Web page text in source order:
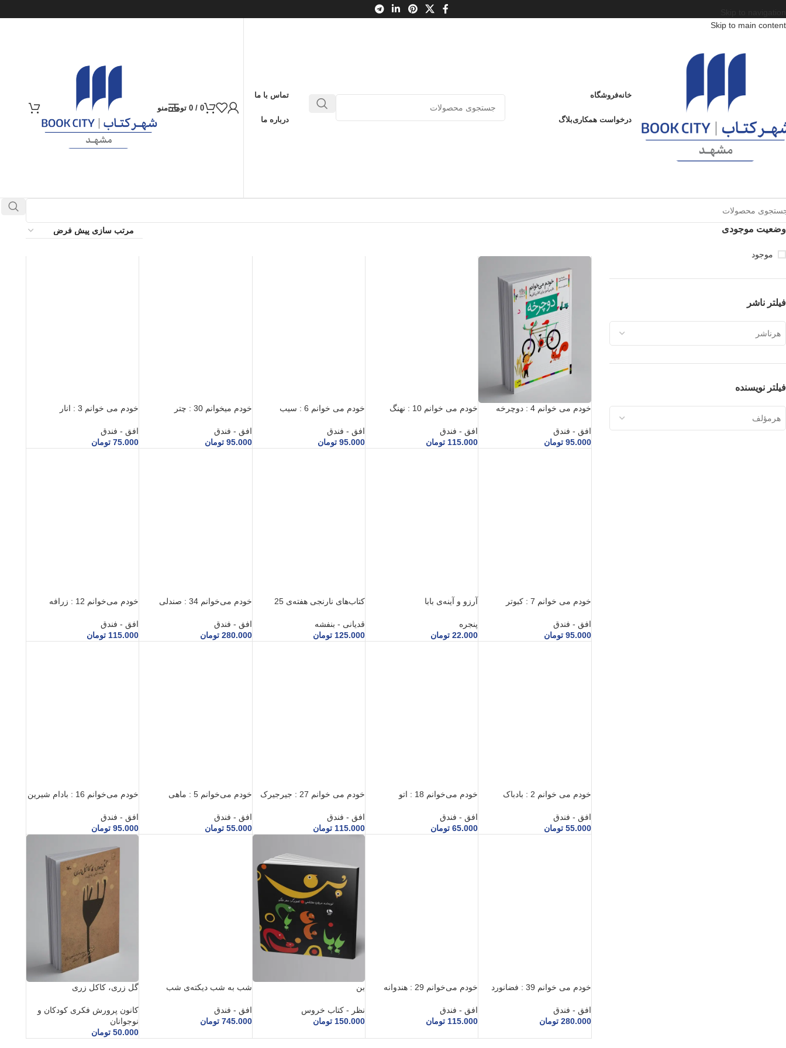
Skip to main content
خانهفروشگاه
درخواست همکاریبلاگ
تماس با ما
درباره ما
0
/
0 تومانمنو
وضعیت موجودی
موجود
فیلتر ناشر
هرناشر
فیلتر نویسنده
هرمؤلف
خودم می خوانم 4 : دوچرخه
افق - فندق
95.000 تومان
خودم می خوانم 10 : نهنگ
افق - فندق
115.000 تومان
خودم می خوانم 6 : سیب
افق - فندق
95.000 تومان
خودم می‎خوانم 30 : چتر
افق - فندق
95.000 تومان
خودم می خوانم 3 : انار
افق - فندق
75.000 تومان
خودم می خوانم 7 : کبوتر
افق - فندق
95.000 تومان
آرزو و آینه‌ی بابا
پنجره
22.000 تومان
کتاب‌های نارنجی هفته‌ی 25
قدیانی - بنفشه
125.000 تومان
خودم می‌خوانم 34 : صندلی
افق - فندق
280.000 تومان
خودم می‌خوانم 12 : زرافه
افق - فندق
115.000 تومان
خودم می خوانم 2 : بادباک
افق - فندق
55.000 تومان
خودم می‌خوانم 18 : اتو
افق - فندق
65.000 تومان
خودم می خوانم 27 : جیرجیرک
افق - فندق
115.000 تومان
خودم می‌خوانم 5 : ماهی
افق - فندق
55.000 تومان
خودم می‌خوانم 16 : بادام شیرین
افق - فندق
95.000 تومان
خودم می خوانم 39 : فضانورد
افق - فندق
280.000 تومان
خودم می‌خوانم 29 : هندوانه
افق - فندق
115.000 تومان
بن
نظر - کتاب خروس
150.000 تومان
شب به شب دیکته‌ی شب
افق - فندق
745.000 تومان
گل زری، کاکل زری
کانون پرورش فکری کودکان و
نوجوانان
50.000 تومان